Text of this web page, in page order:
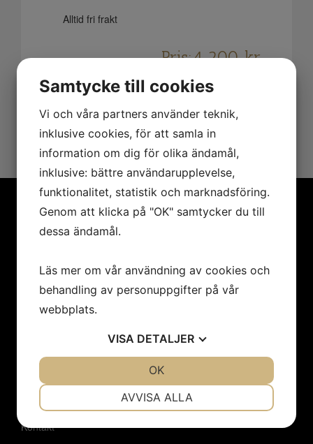
Alltid fri frakt
Pris:4 200kr
MENY
Hem
Konstnärer
Utställningar
Integritetspolicy
Cookies
Om oss
Nyheter
Kontakt
Samtycke till cookies
Vi och våra partners använder teknik,
inklusive cookies, för att samla in
information om dig för olika ändamål,
inklusive: bättre användarupplevelse,
funktionalitet, statistik och marknadsföring.
Genom att klicka på "OK" samtycker du till
dessa ändamål.
Läs mer om vår användning av cookies och
behandling av personuppgifter på vår
webbplats.
VISA DETALJER
AVVISA ALLA
OK